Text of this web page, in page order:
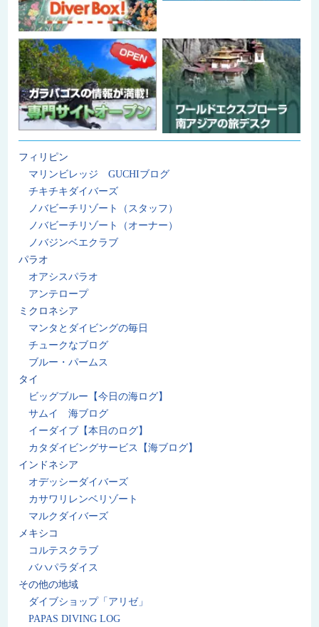
フィリピン
マリンビレッジ GUCHIブログ
チキチキダイバーズ
ノバビーチリゾート（スタッフ）
ノバビーチリゾート（オーナー）
ノバジンベエクラブ
パラオ
オアシスパラオ
アンテロープ
ミクロネシア
マンタとダイビングの毎日
チュークなブログ
ブルー・パームス
タイ
ビッグブルー【今日の海ログ】
サムイ 海ブログ
イーダイブ【本日のログ】
カタダイビングサービス【海ブログ】
インドネシア
オデッシーダイバーズ
カサワリレンベリゾート
マルクダイバーズ
メキシコ
コルテスクラブ
バハパラダイス
その他の地域
ダイブショップ「アリゼ」
PAPAS DIVING LOG